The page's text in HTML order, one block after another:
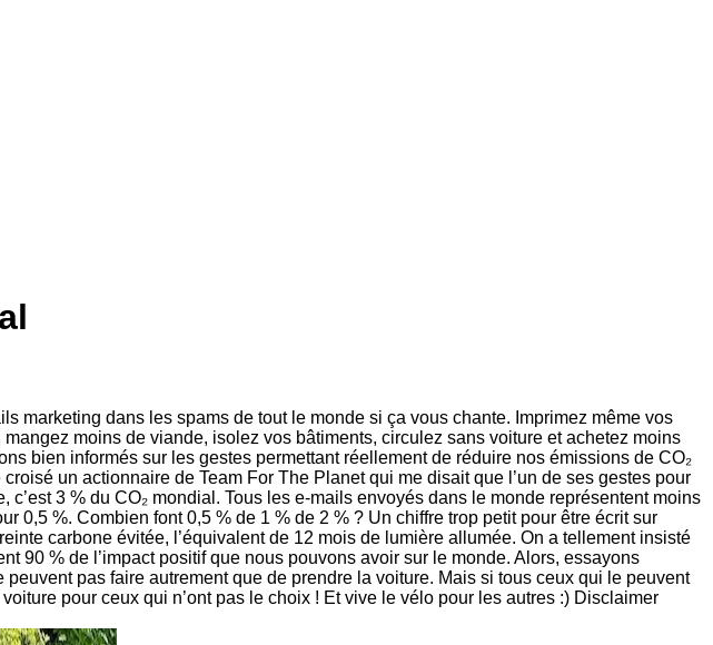
marketing dans les spams de tout le monde si ça vous chante. Imprimez même vos
moins de viande, isolez vos bâtiments, circulez sans voiture et achetez moins
bien informés sur les gestes permettant réellement de réduire nos émissions de CO₂
un actionnaire de Team For The Planet qui me disait que l’un de ses gestes pour
3 % du CO₂ mondial. Tous les e-mails envoyés dans le monde représentent moins
0,5 %. Combien font 0,5 % de 1 % de 2 % ? Un chiffre trop petit pour être écrit sur
carbone évitée, l’équivalent de 12 mois de lumière allumée. On a tellement insisté
90 % de l’impact positif que nous pouvons avoir sur le monde. Alors, essayons
pas faire autrement que de prendre la voiture. Mais si tous ceux qui le peuvent
pour ceux qui n’ont pas le choix ! Et vive le vélo pour les autres :) Disclaimer